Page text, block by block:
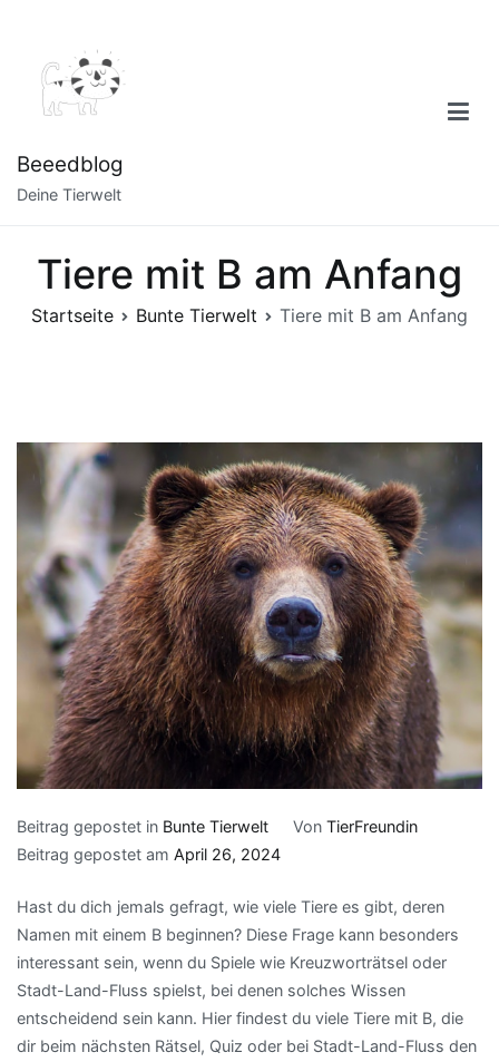
springen
Beeedblog
Deine Tierwelt
Tiere mit B am Anfang
Startseite Bunte Tierwelt Tiere mit B am Anfang
Beitrag gepostet in Bunte Tierwelt Von TierFreundin
Beitrag gepostet am April 26, 2024
Hast du dich jemals gefragt, wie viele Tiere es gibt, deren
Namen mit einem B beginnen? Diese Frage kann besonders
interessant sein, wenn du Spiele wie Kreuzworträtsel oder
Stadt-Land-Fluss spielst, bei denen solches Wissen
entscheidend sein kann. Hier findest du viele Tiere mit B, die
dir beim nächsten Rätsel, Quiz oder bei Stadt-Land-Fluss den